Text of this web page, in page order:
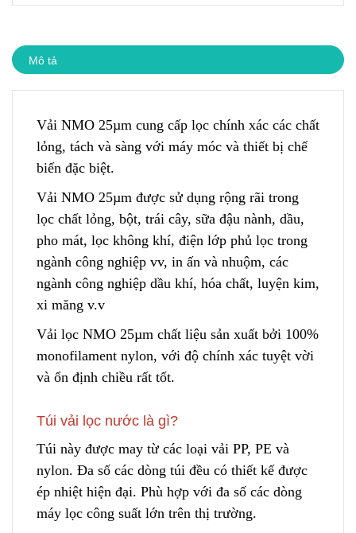
Mô tả
Vải NMO 25µm cung cấp lọc chính xác các chất
lỏng, tách và sàng với máy móc và thiết bị chế
biến đặc biệt.
Vải NMO 25µm được sử dụng rộng rãi trong
lọc chất lỏng, bột, trái cây, sữa đậu nành, dầu,
pho mát, lọc không khí, điện lớp phủ lọc trong
ngành công nghiệp vv, in ấn và nhuộm, các
ngành công nghiệp dầu khí, hóa chất, luyện kim,
xi măng v.v
Vải lọc NMO 25µm chất liệu sản xuất bởi 100%
monofilament nylon, với độ chính xác tuyệt vời
và ổn định chiều rất tốt.
Túi vải lọc nước là gì?
Túi này được may từ các loại vải PP, PE và
nylon. Đa số các dòng túi đều có thiết kế được
ép nhiệt hiện đại. Phù hợp với đa số các dòng
máy lọc công suất lớn trên thị trường.